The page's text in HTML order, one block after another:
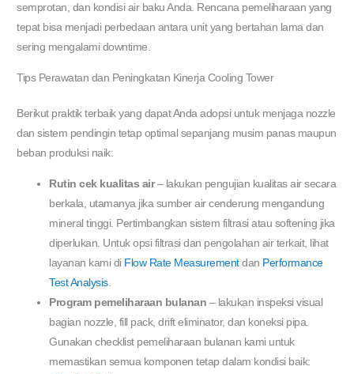
semprotan, dan kondisi air baku Anda. Rencana pemeliharaan yang
tepat bisa menjadi perbedaan antara unit yang bertahan lama dan
sering mengalami downtime.
Tips Perawatan dan Peningkatan Kinerja Cooling Tower
Berikut praktik terbaik yang dapat Anda adopsi untuk menjaga nozzle
dan sistem pendingin tetap optimal sepanjang musim panas maupun
beban produksi naik:
Rutin cek kualitas air– lakukan pengujian kualitas air secara
berkala, utamanya jika sumber air cenderung mengandung
mineral tinggi. Pertimbangkan sistem filtrasi atau softening jika
diperlukan. Untuk opsi filtrasi dan pengolahan air terkait, lihat
layanan kami di Flow Rate Measurementdan Performance
Test Analysis.
Program pemeliharaan bulanan – lakukan inspeksi visual
bagian nozzle, fill pack, drift eliminator, dan koneksi pipa.
Gunakan checklist pemeliharaan bulanan kami untuk
memastikan semua komponen tetap dalam kondisi baik: